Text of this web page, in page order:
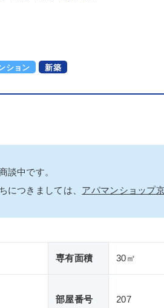
ション 新築
談中です。
につきましては、 アパマンショップ
専有面積 30㎡
部屋番号 207